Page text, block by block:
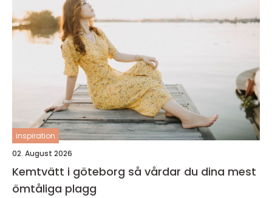
inspiration
02. August 2026
Kemtvätt i göteborg så vårdar du dina mest
ömtåliga plagg